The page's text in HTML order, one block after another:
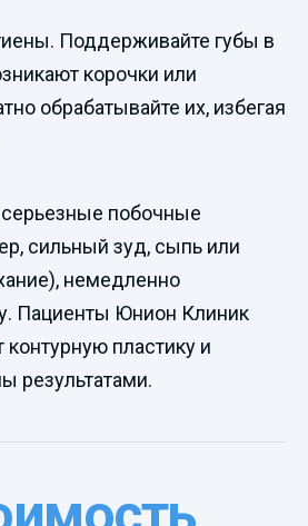
Поддерживайте губы в
корочки или
обрабатывайте их, избегая
побочные
сильный зуд, сыпь или
немедленно
Пациенты Юнион Клиник
пластику и
результатами.